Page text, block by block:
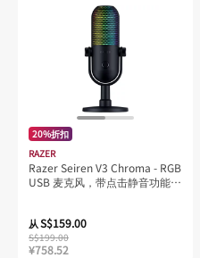
20%折扣
RAZER
Razer Seiren V3 Chroma - RGB
USB 麦克风，带点击静音功能
从S$159.00
S$199.00
¥758.52